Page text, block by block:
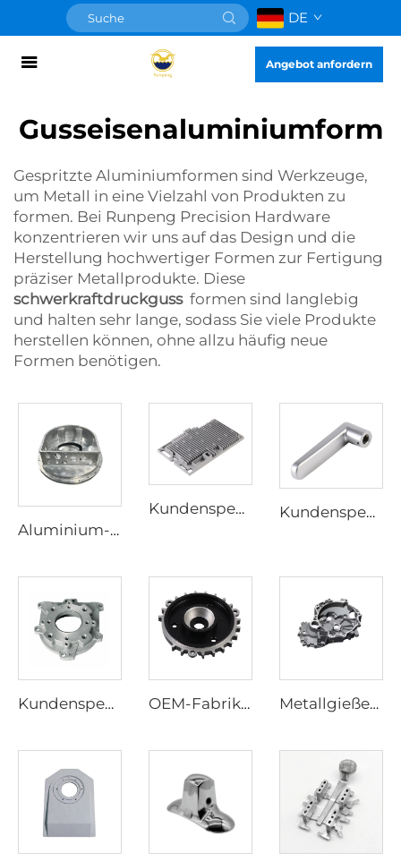
DE
Angebot anfordern
Gusseisenaluminiumform
Gespritzte Aluminiumformen sind Werkzeuge,
um Metall in eine Vielzahl von Produkten zu
formen. Bei Runpeng Precision Hardware
konzentrieren wir uns auf das Design und die
Herstellung hochwertiger Formen zur Fertigung
präziser Metallprodukte. Diese
schwerkraftdruckguss formen sind langlebig
und halten sehr lange, sodass Sie viele Produkte
herstellen können, ohne allzu häufig neue
Formen benötigen.
Aluminium-Druckgussteile aus Aluminium
Kundenspezifischer Druckguss aus Aluminiumlegierungen, kundenspezifische Aluminiumgussteile Kundenspezifische Zamak-Druckgussteile, Zinklegierungs-Druckgussteile
Kundenspezifische OEM-Aluminium-Druckguss-Autoteile Aluminiumlegierung Auto-Ersatzteile OEM-Fabrik Hochpräzise Aluminium-Druckgussprodukte Zahnradteil Metallgießerei Dauerformguss-Dienstleistungen Zink-Aluminium-Schwerkraft-Autolegierungsform Automobil Automatischer Luftfahrt-Druckguss